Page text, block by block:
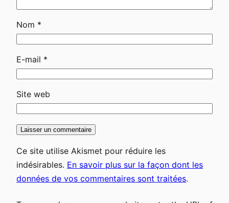
Nom *
E-mail *
Site web
Ce site utilise Akismet pour réduire les
indésirables. En savoir plus sur la façon dont les
données de vos commentaires sont traitées.